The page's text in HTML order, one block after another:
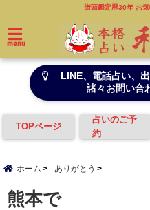
街頭鑑定歴30年 お
menu
LINE、電話占い、出
諸々お問い合
TOPページ
占いのご予
約
ホーム ありがとう
熊本で